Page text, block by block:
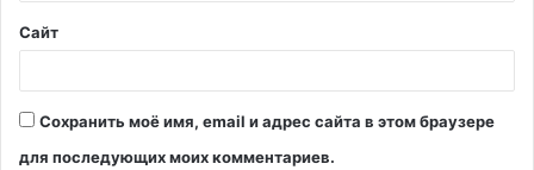
Сайт
Сохранить моё имя, email и адрес сайта в этом браузере
для последующих моих комментариев.